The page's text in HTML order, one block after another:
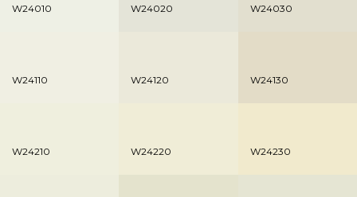
W24010 W24020 W24030
W24110 W24120 W24130
W24210 W24220 W24230